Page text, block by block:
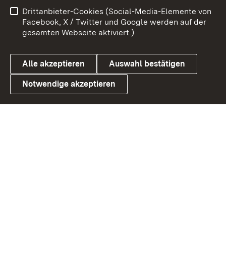
Link zum Landesportal
Barrierefreiheit
Datenschutz
Cookies
Drittanbieter-Cookies (Social-Media-Elemente von
Facebook, X / Twitter und Google werden auf der
gesamten Webseite aktiviert.)
Alle akzeptieren Auswahl bestätigen
Notwendige akzeptieren